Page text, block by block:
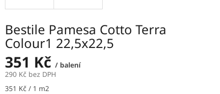
Bestile Pamesa Cotto Terra
Colour1 22,5x22,5
351 Kč / balení
290 Kč bez DPH
Měrná
351 Kč / 1 m2